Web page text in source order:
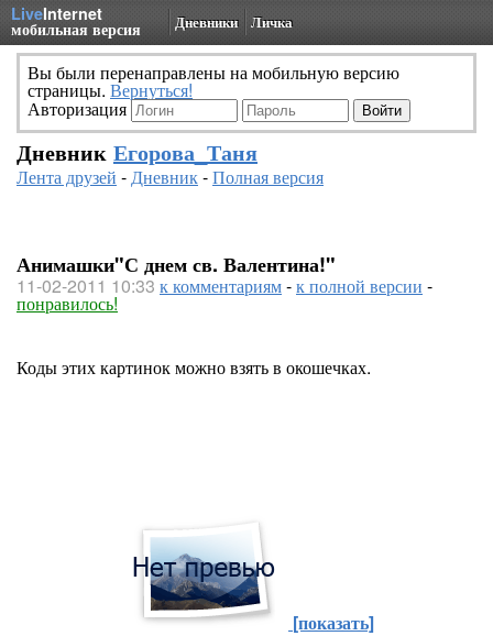
LiveInternet
мобильная версия Дневники Личка
Вы были перенаправлены на мобильную версию
страницы. Вернуться!
Авторизация
Дневник Егорова_Таня
Лента друзей -Дневник-Полная версия
Анимашки"С днем св. Валентина!"
11-02-2011 10:33 к комментариям-к полной версии -
понравилось!
Коды этих картинок можно взять в окошечках.
[показать]